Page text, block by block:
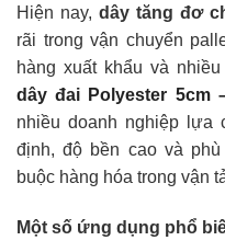
Hiện nay, dây tăng đơ
rãi trong vận chuyển
hàng xuất khẩu và
dây đai Polyester 5cm
nhiều doanh nghiệp lựa
định, độ bền cao và
buộc hàng hóa trong vận
Một số ứng dụng phổ